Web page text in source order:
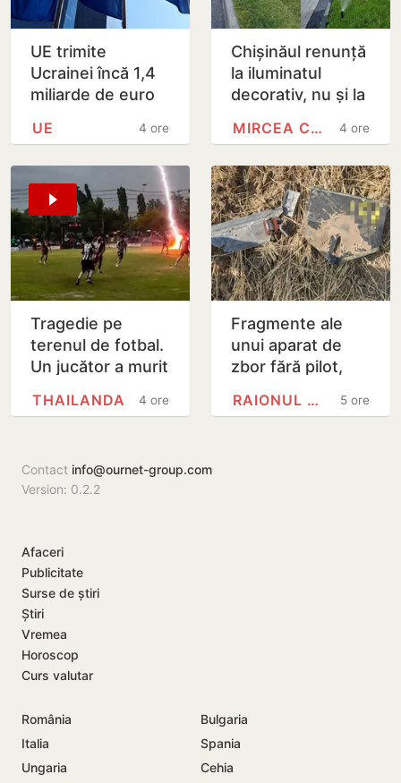
UE trimite
Ucrainei încă 1,4
miliarde de euro
generate de
înghețate
4 ore
UE
Chișinăul renunță
la iluminatul
decorativ, nu și la
Irigarea spațiilor4 ore
MIRCEA CEL BĂTRÂN
Tragedie pe
terenul de fotbal.
Un jucător a murit
chiar în timpul
4 ore
THAILANDA
Fragmente ale
unui aparat de
zbor fără pilot,
5 ore
RAIONUL CAHUL
Contact info@ournet-group.com
Version: 0.2.2
Afaceri
Publicitate
Surse de știri
Știri
Vremea
Horoscop
Curs valutar
România
Bulgaria
Italia
Spania
Ungaria
Cehia